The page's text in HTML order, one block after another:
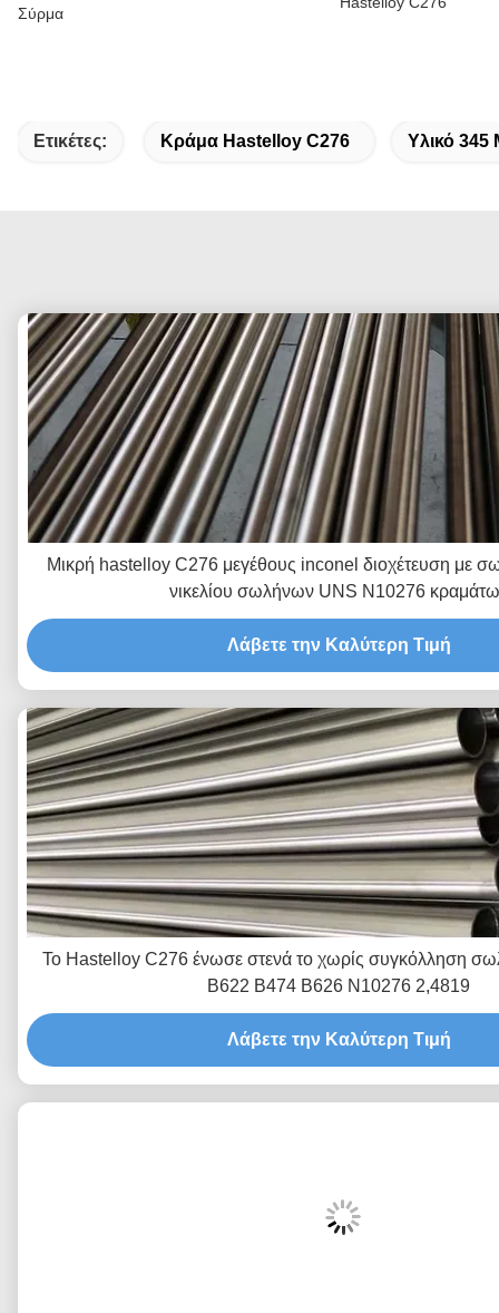
Σύρμα
Ετικέτες: Κράμα Hastelloy C276 Υλικό 345
Μικρή hastelloy C276 μεγέθους inconel διοχέτευση με
νικελίου σωλήνων UNS N10276
Λάβετε την Καλύτερη Τιμή
Το Hastelloy C276 ένωσε στενά το χωρίς συγκόλληση
B622 B474 B626 N10276 2,4819
Λάβετε την Καλύτερη Τιμή